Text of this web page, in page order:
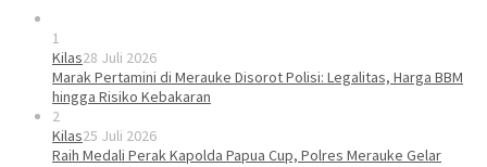
1
Kilas28 Juli 2026
Marak Pertamini di Merauke Disorot Polisi: Legalitas, Harga BBM
hingga Risiko Kebakaran
2
Kilas25 Juli 2026
Raih Medali Perak Kapolda Papua Cup, Polres Merauke Gelar